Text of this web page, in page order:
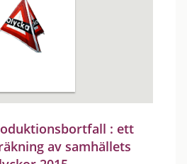
: ett
av samhällets